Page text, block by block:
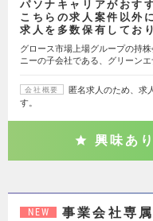
パソナキャリアがおす
こちらの求人案件以外
求人を多数保有してお
グロース市場上場グループの持
ニーの子会社である、グリーン
会社概要
匿名求人のため、求
す。
興味あり
NEW
事業会社専